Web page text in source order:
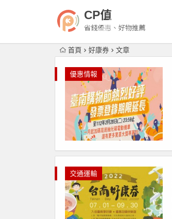
CP值
省錢優惠、好物推薦
首頁 好康券 文章
優惠情報
交通運輸